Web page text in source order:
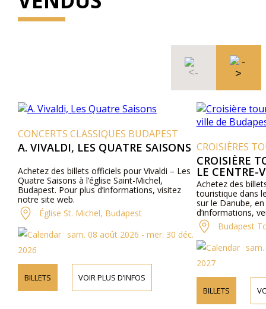
CONCERTS CLASSIQUES BUDAPEST
A. VIVALDI, LES QUATRE SAISONS
Achetez des billets officiels pour Vivaldi – Les
Quatre Saisons à l’église Saint-Michel,
Budapest. Pour plus d’informations, visitez
notre site web.
Église St. Michel, Budapest
sam. 08 août 2026 - mer. 30 déc.
2026
BILLETS VOIR PLUS D’INFOS
CROISIÈRES
CROISIÈRE
LE CENTRE-
Achetez des
touristique dans
sur le Danube,
d’informations,
Budapest
2027
BILLETS